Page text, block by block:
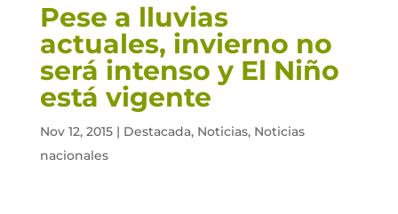
Pese a lluvias
actuales, invierno no
será intenso y El Niño
está vigente
Nov 12, 2015| Destacada, Noticias, Noticias
nacionales